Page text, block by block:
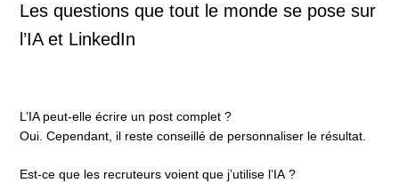
Les questions que tout le monde se pose sur
l’IA et LinkedIn
L’IA peut-elle écrire un post complet ?
Oui. Cependant, il reste conseillé de personnaliser le résultat.
Est-ce que les recruteurs voient que j’utilise l’IA ?